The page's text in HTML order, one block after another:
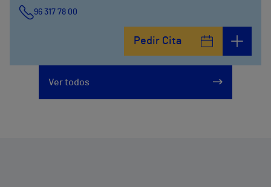
96 317 78 00
Pedir Cita
Ver todos